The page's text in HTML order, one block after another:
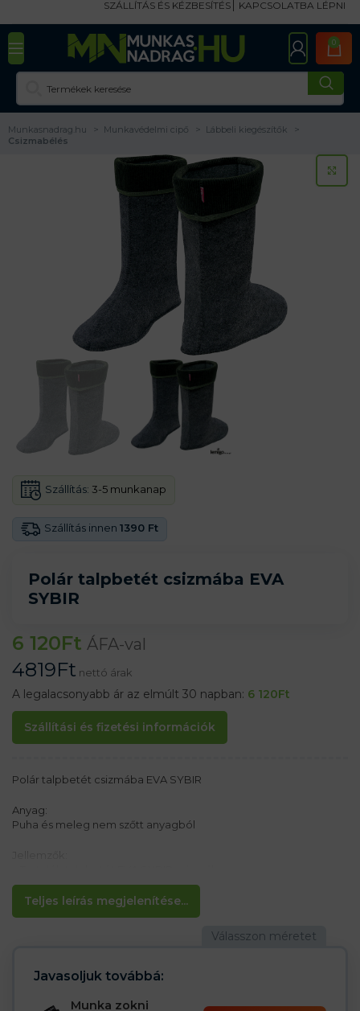
SZÁLLÍTÁS ÉS KÉZBESÍTÉS KAPCSOLATBA LÉPNI
0
Munkasnadrag.hu Munkavédelmi cipő
Lábbeli kiegészítők
Csizmabélés
Polár talpbetét csizmába EVA
SYBIR
Szállítás innen 1390 Ft
Szállítás: 3-5 munkanap
6 120Ft ÁFA-val
4819Ft nettó árak
A legalacsonyabb ár az elmúlt 30 napban: 6 120Ft
Szállítási és fizetési információk
Teljes leírás megjelenítése...
Polár talpbetét csizmába EVA SYBIR
Anyag:
Puha és meleg nem szőtt anyagból
– Hőszigetelés az alumínium fóliának köszönhetően
– Manchester gallér a tetején
Javasoljuk továbbá:
Munka zokni